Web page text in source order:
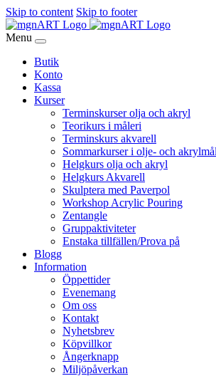
Skip to content Skip to footer
Menu
Butik
Konto
Kassa
Kurser
Terminskurser olja och akryl
Teorikurs i måleri
Terminskurs akvarell
Sommarkurser i olje- och
Helgkurs olja och akryl
Helgkurs Akvarell
Skulptera med Paverpol
Workshop Acrylic Pouring
Zentangle
Gruppaktiviteter
Enstaka tillfällen/Prova på
Blogg
Information
Öppettider
Evenemang
Om oss
Kontakt
Nyhetsbrev
Köpvillkor
Ångerknapp
Miljöpåverkan